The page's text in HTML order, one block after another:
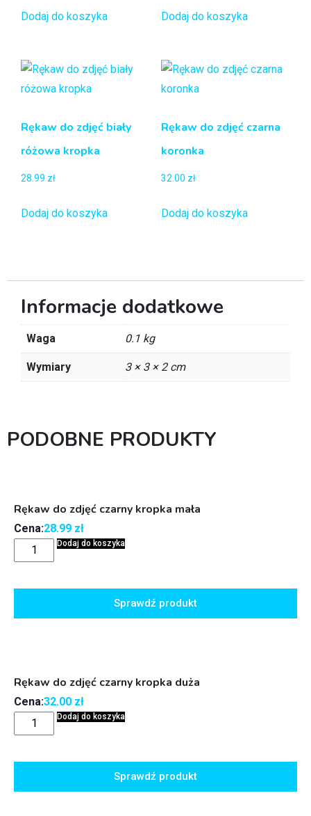
Dodaj do koszyka Dodaj do koszyka
Rękaw do zdjęć biały
różowa kropka
28.99 zł
Dodaj do koszyka
Rękaw do zdjęć czarna
koronka
32.00 zł
Dodaj do koszyka
Informacje dodatkowe
Waga 0.1 kg
Wymiary 3 × 3 × 2 cm
PODOBNE PRODUKTY
Rękaw do zdjęć czarny kropka mała
Cena:28.99 zł
Dodaj do koszyka
Sprawdź produkt
Rękaw do zdjęć czarny kropka duża
Cena:32.00 zł
Dodaj do koszyka
Sprawdź produkt